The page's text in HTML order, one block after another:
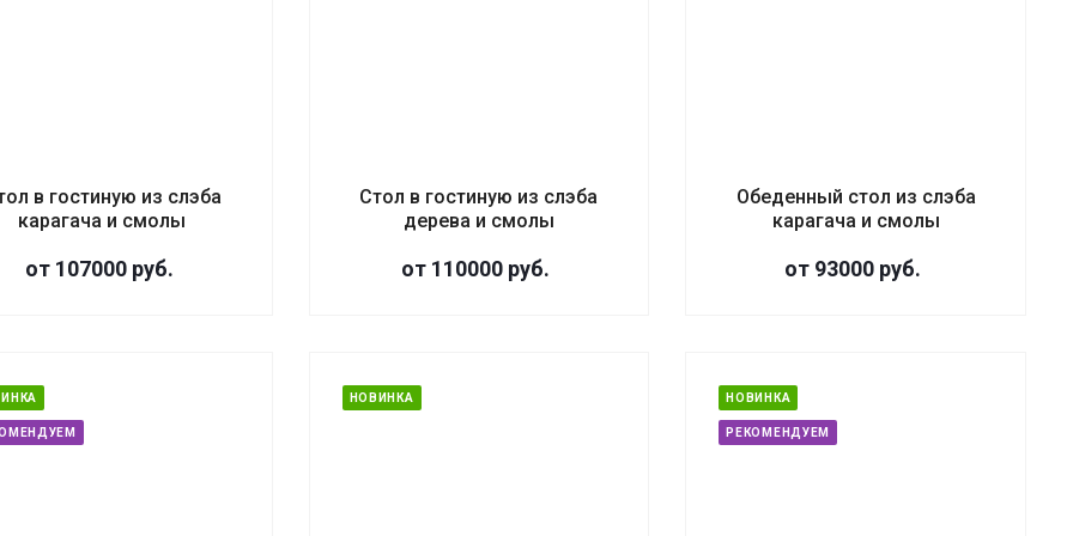
в гостиную из слэба
карагача и смолы
от 107000 руб.
Стол в гостиную из слэба
дерева и смолы
от 110000 руб.
Обеденный стол из слэба
карагача и смолы
от 93000 руб.
НОВИНКА НОВИНКА
РЕКОМЕНДУЕМ